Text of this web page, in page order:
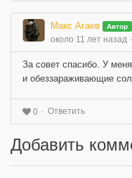
Макс Агаев Автор
около 11 лет назад
За совет спасибо. У
и обеззараживающие
0 Ответить
Добавить